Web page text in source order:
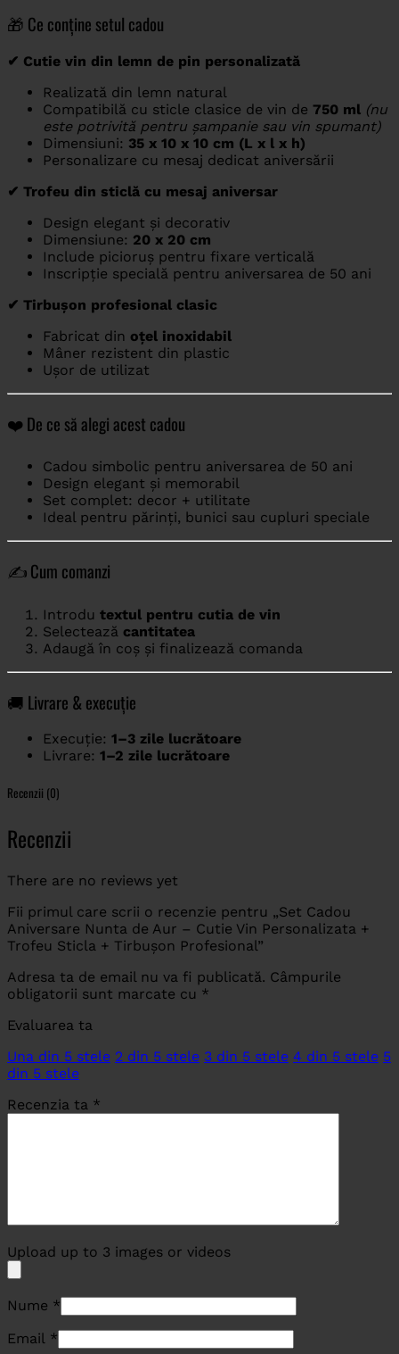
🎁 Ce conține setul cadou
✔ Cutie vin din lemn de pin personalizată
Realizată din lemn natural
Compatibilă cu sticle clasice de vin de 750 ml (nu
este potrivită pentru șampanie sau vin spumant)
Dimensiuni: 35 x 10 x 10 cm (L x l x h)
Personalizare cu mesaj dedicat aniversării
✔ Trofeu din sticlă cu mesaj aniversar
Design elegant și decorativ
Dimensiune: 20 x 20 cm
Include picioruș pentru fixare verticală
Inscripție specială pentru aniversarea de 50 ani
✔ Tirbușon profesional clasic
Fabricat din oțel inoxidabil
Mâner rezistent din plastic
Ușor de utilizat
❤️ De ce să alegi acest cadou
Cadou simbolic pentru aniversarea de 50 ani
Design elegant și memorabil
Set complet: decor + utilitate
Ideal pentru părinți, bunici sau cupluri speciale
✍️ Cum comanzi
Introdu textul pentru cutia de vin
Selectează cantitatea
Adaugă în coș și finalizează comanda
🚚 Livrare & execuție
Execuție: 1–3 zile lucrătoare
Livrare: 1–2 zile lucrătoare
Recenzii (0)
Recenzii
There are no reviews yet
Fii primul care scrii o recenzie pentru „Set Cadou
Aniversare Nunta de Aur – Cutie Vin Personalizata +
Trofeu Sticla + Tirbușon Profesional”
Adresa ta de email nu va fi publicată. Câmpurile
obligatorii sunt marcate cu *
Evaluarea ta
Una din 5 stele 2 din 5 stele 3 din 5 stele 4 din 5 stele 5
din 5 stele
Recenzia ta *
Upload up to 3 images or videos
Nume *
Email *